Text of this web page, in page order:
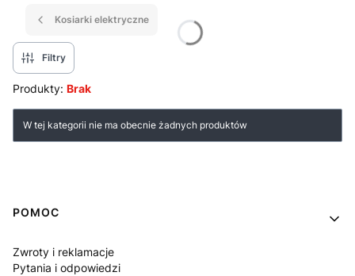
Kosiarki elektryczne
Filtry
Produkty: Brak
Lista produktów
W tej kategorii nie ma obecnie żadnych produktów
Linki w stopce
POMOC
Zwroty i reklamacje
Pytania i odpowiedzi